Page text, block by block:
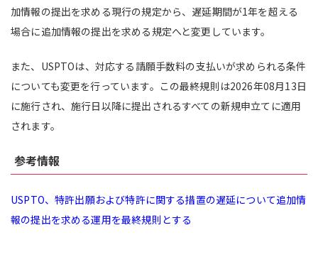
加情報の提出を求める現行の規定から、遅延期間が1年を超える
場合に追加情報の提出を求める規定へと変更しています。
また、USPTOは、対応する請願手数料の支払いが求められる条件
についても変更を行っています。この最終規則は2026年08月13日
に施行され、施行日以降に提出されるすべての新規申立てに適用
されます。
参考情報
USPTO、特許出願および特許に関する措置の遅延について追加情
報の提出を求める運用を最終規則とする